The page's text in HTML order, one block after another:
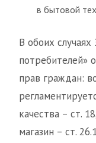
в бытовой
В обоих
потребителей»
прав граждан:
качества – ст.
магазин – ст.